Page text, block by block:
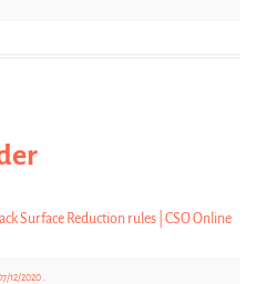
Surface Reduction rules | CSO Online
12/2020.